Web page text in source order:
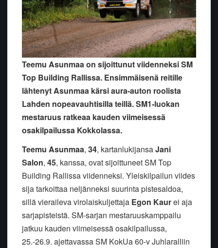
Teemu Asunmaa on sijoittunut viidenneksi SM
Top Building Rallissa. Ensimmäisenä reitille
lähtenyt Asunmaa kärsi aura-auton roolista
Lahden nopeavauhtisilla teillä. SM1-luokan
mestaruus ratkeaa kauden viimeisessä
osakilpailussa Kokkolassa.
Teemu Asunmaa, 34, kartanlukijansaJani
Salon, 45, kanssa, ovat sijoittuneet SM Top
Building Rallissa viidenneksi. Yleiskilpailun viides
sija tarkoittaa neljänneksi suurinta pistesaldoa,
sillä vieraileva virolaiskuljettaja Egon Kaurei aja
sarjapisteistä. SM-sarjan mestaruuskamppailu
jatkuu kauden viimeisessä osakilpailussa,
25.-26.9. ajettavassa SM KokUa 60-v Juhlaralliin